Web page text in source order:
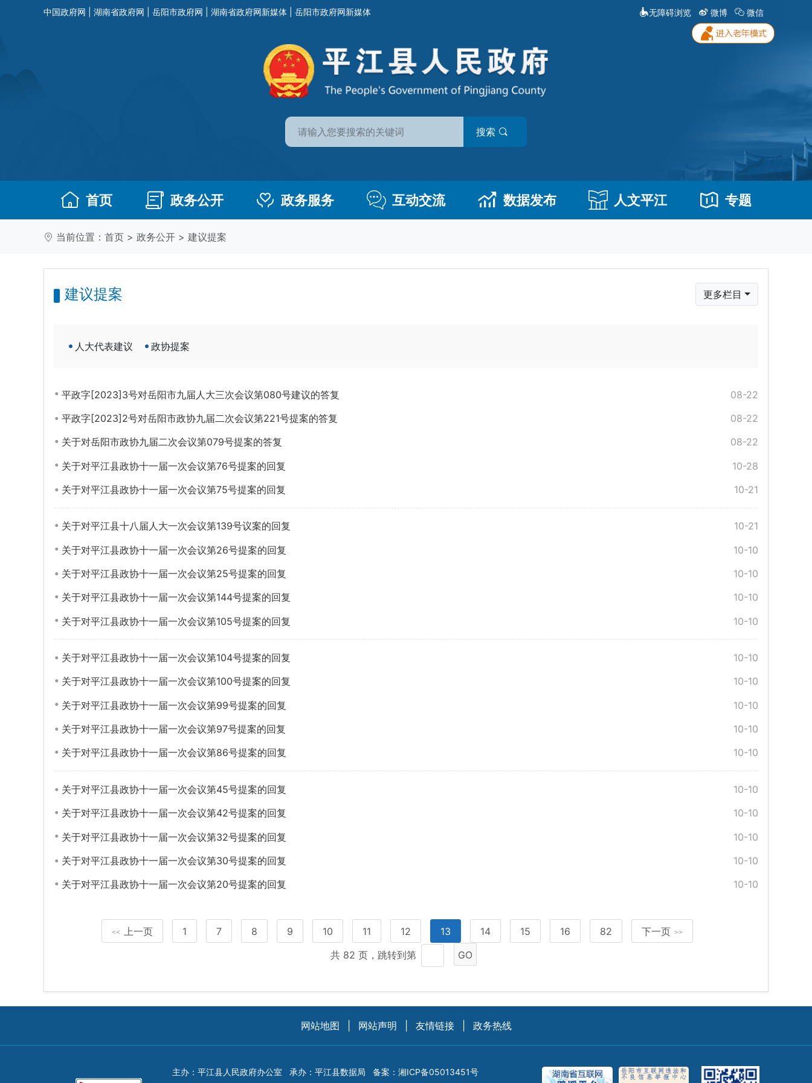
中国政府网 湖南省政府网 岳阳市政府网 湖南省政府网新媒体 岳阳市政府网新媒体 无障碍浏览 微博 微信
搜索
首页 政务公开 政务服务 互动交流 数据发布 人文平江 专题
当前位置： 首页 > 政务公开 > 建议提案
建议提案 更多栏目
人大代表建议 政协提案
08-22
平政字[2023]3号对岳阳市九届人大三次会议第080号建议的答复
08-22
平政字[2023]2号对岳阳市政协九届二次会议第221号提案的答复
08-22
关于对岳阳市政协九届二次会议第079号提案的答复
10-28
关于对平江县政协十一届一次会议第76号提案的回复
10-21
关于对平江县政协十一届一次会议第75号提案的回复
10-21
关于对平江县十八届人大一次会议第139号议案的回复
10-10
关于对平江县政协十一届一次会议第26号提案的回复
10-10
关于对平江县政协十一届一次会议第25号提案的回复
10-10
关于对平江县政协十一届一次会议第144号提案的回复
10-10
关于对平江县政协十一届一次会议第105号提案的回复
10-10
关于对平江县政协十一届一次会议第104号提案的回复
10-10
关于对平江县政协十一届一次会议第100号提案的回复
10-10
关于对平江县政协十一届一次会议第99号提案的回复
10-10
关于对平江县政协十一届一次会议第97号提案的回复
10-10
关于对平江县政协十一届一次会议第86号提案的回复
10-10
关于对平江县政协十一届一次会议第45号提案的回复
10-10
关于对平江县政协十一届一次会议第42号提案的回复
10-10
关于对平江县政协十一届一次会议第32号提案的回复
10-10
关于对平江县政协十一届一次会议第30号提案的回复
10-10
关于对平江县政协十一届一次会议第20号提案的回复
<< 上一页 1 7 8 9 10 11 12 13 14 15 16 82 下一页 >>
共 82 页，跳转到第 GO
网站地图 网站声明 友情链接 政务热线
主办：平江县人民政府办公室 承办：平江县数据局 备案： 湘ICP备05013451号